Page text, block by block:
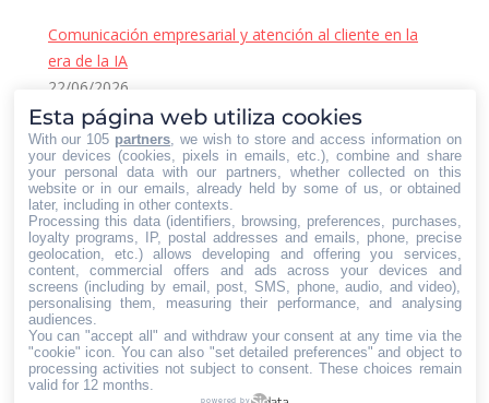
Comunicación empresarial y atención al cliente en la
era de la IA
22/06/2026
Contacto Iberian Press
Principales vías de contacto:
E-mail:
info@iberianpress.es
Teléfono:
+34 911863556
Fax:
+34 911863556
Encuéntranos en:
Facebook
page
X
page
YouTube
page
Rss
Esta página web utiliza cookies
With our 105 partners , we wish to store and access information on
your devices (cookies, pixels in emails, etc.), combine and share
your personal data with our partners, whether collected on this
website or in our emails, already held by some of us, or obtained
later, including in other contexts.
Processing this data (identifiers, browsing, preferences, purchases,
loyalty programs, IP, postal addresses and emails, phone, precise
geolocation, etc.) allows developing and offering you services,
content, commercial offers and ads across your devices and
screens (including by email, post, SMS, phone, audio, and video),
personalising them, measuring their performance, and analysing
audiences.
You can "accept all" and withdraw your consent at any time via the
"cookie" icon . You can also "set detailed preferences" and object to
processing activities not subject to consent. These choices remain
valid for 12 months.
powered by